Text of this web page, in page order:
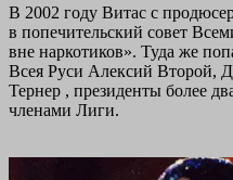
В 2002 году Витас с
в попечительский совет
вне наркотиков». Туда же
Всея Руси Алексий Второй,
Тернер , президенты более
членами Лиги.